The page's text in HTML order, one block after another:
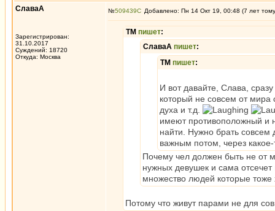
СлаваА
Зарегистрирован:
31.10.2017
Суждений: 18720
Откуда: Москва
№509439 Добавлено: Пн 14 Окт 19, 00:48 (7 лет
ТМ пишет:
СлаваА пишет:
ТМ пишет:
И вот давайте, Слава,
который не совсем от мира
духа и т.д.
имеют противоположный и
найти. Нужно брать совсем
важным потом, через
Почему чел должен быть не от
нужных девушек и сама
множество людей которые
Потому что живут парами не для